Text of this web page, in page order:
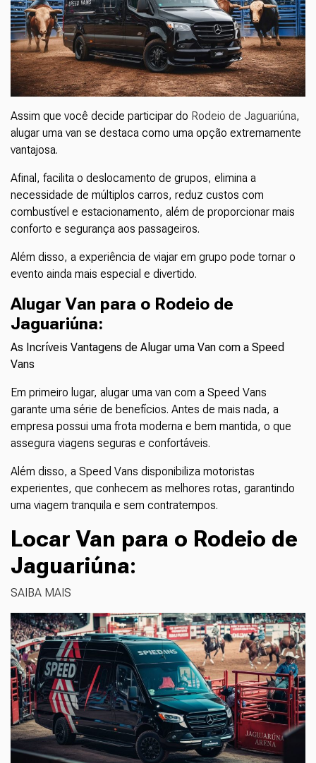
Assim que você decide participar do Rodeio de Jaguariúna,
alugar uma van se destaca como uma opção extremamente
vantajosa.
Afinal, facilita o deslocamento de grupos, elimina a
necessidade de múltiplos carros, reduz custos com
combustível e estacionamento, além de proporcionar mais
conforto e segurança aos passageiros.
Além disso, a experiência de viajar em grupo pode tornar o
evento ainda mais especial e divertido.
Alugar Van para o Rodeio de
Jaguariúna:
As Incríveis Vantagens de Alugar uma Van com a Speed
Vans
Em primeiro lugar, alugar uma van com a Speed Vans
garante uma série de benefícios. Antes de mais nada, a
empresa possui uma frota moderna e bem mantida, o que
assegura viagens seguras e confortáveis.
Além disso, a Speed Vans disponibiliza motoristas
experientes, que conhecem as melhores rotas, garantindo
uma viagem tranquila e sem contratempos.
Locar Van para o Rodeio de
Jaguariúna:
SAIBA MAIS